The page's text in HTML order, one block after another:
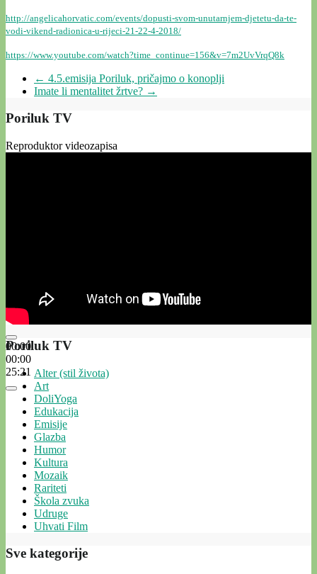
http://angelicahorvatic.com/events/dopusti-svom-unutarnjem-djetetu-da-te-
vodi-vikend-radionica-u-rijeci-21-22-4-2018/
https://www.youtube.com/watch?time_continue=156&v=7m2UvVrqQ8k
← 4.5.emisija Poriluk, pričajmo o konoplji
Imate li mentalitet žrtve? →
Poriluk TV
Reproduktor videozapisa
00:00
00:00
25:21
Poriluk TV
Alter (stil života)
Art
DoliYoga
Edukacija
Emisije
Glazba
Humor
Kultura
Mozaik
Rariteti
Škola zvuka
Udruge
Uhvati Film
Sve kategorije